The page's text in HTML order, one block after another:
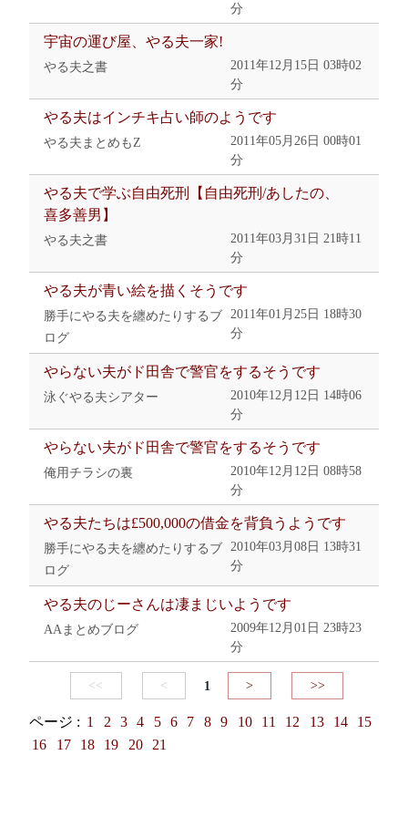
分
宇宙の運び屋、やる夫一家!
やる夫之書
2011年12月15日 03時02
分
やる夫はインチキ占い師のようです
やる夫まとめもZ
2011年05月26日 00時01
分
やる夫で学ぶ自由死刑【自由死刑/あしたの、
喜多善男】
やる夫之書
2011年03月31日 21時11
分
やる夫が青い絵を描くそうです
勝手にやる夫を纏めたりするブ
ログ
2011年01月25日 18時30
分
やらない夫がド田舎で警官をするそうです
泳ぐやる夫シアター
2010年12月12日 14時06
分
やらない夫がド田舎で警官をするそうです
俺用チラシの裏
2010年12月12日 08時58
分
やる夫たちは£500,000の借金を背負うようです
勝手にやる夫を纏めたりするブ
ログ
2010年03月08日 13時31
分
やる夫のじーさんは凄まじいようです
AAまとめブログ
2009年12月01日 23時23
分
<< < 1 > >>
ページ : 1 2 3 4 5 6 7 8 9 10 11 12 13 14
15
16
17 18 19 20 21